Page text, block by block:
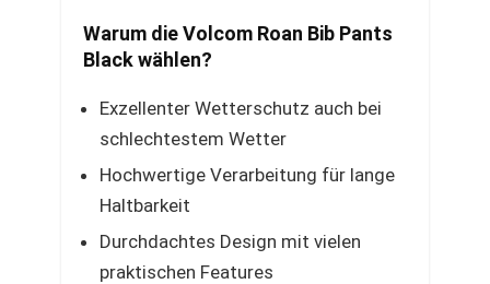
Warum die Volcom Roan Bib Pants
Black wählen?
Exzellenter Wetterschutz auch bei
schlechtestem Wetter
Hochwertige Verarbeitung für lange
Haltbarkeit
Durchdachtes Design mit vielen
praktischen Features